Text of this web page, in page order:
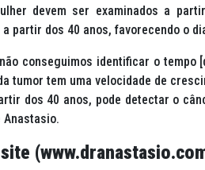
devem ser examinados a
partir dos 40 anos, favorecendo o
conseguimos identificar o tempo
tumor tem uma velocidade de
dos 40 anos, pode detectar o
Anastasio.